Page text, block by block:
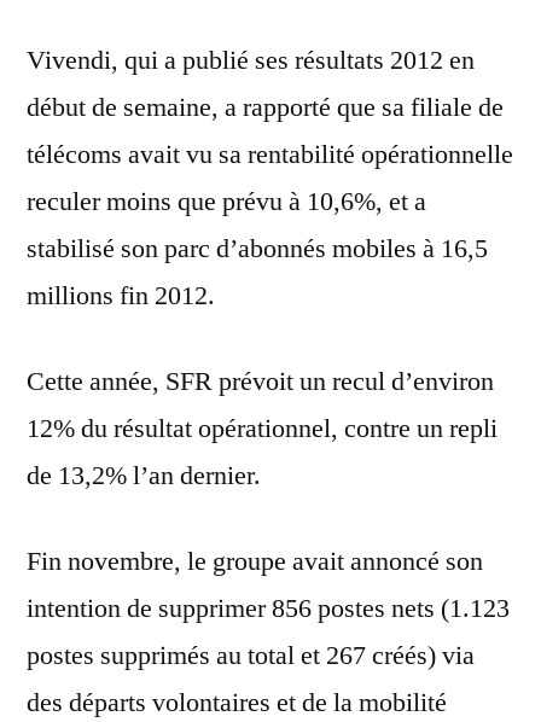
Vivendi, qui a publié ses résultats 2012 en
début de semaine, a rapporté que sa filiale de
télécoms avait vu sa rentabilité opérationnelle
reculer moins que prévu à 10,6%, et a
stabilisé son parc d’abonnés mobiles à 16,5
millions fin 2012.
Cette année, SFR prévoit un recul d’environ
12% du résultat opérationnel, contre un repli
de 13,2% l’an dernier.
Fin novembre, le groupe avait annoncé son
intention de supprimer 856 postes nets (1.123
postes supprimés au total et 267 créés) via
des départs volontaires et de la mobilité